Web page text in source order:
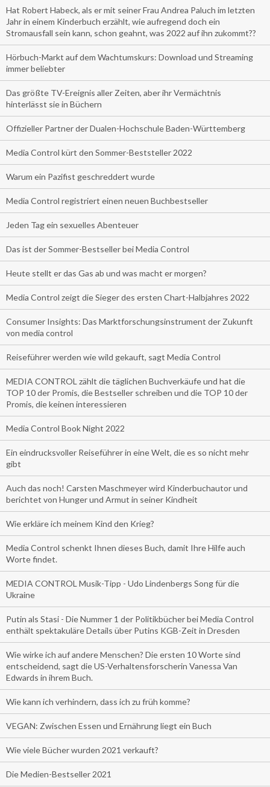
Hat Robert Habeck, als er mit seiner Frau Andrea Paluch im letzten
Jahr in einem Kinderbuch erzählt, wie aufregend doch ein
Stromausfall sein kann, schon geahnt, was 2022 auf ihn zukommt??
Hörbuch-Markt auf dem Wachtumskurs: Download und Streaming
immer beliebter
Das größte TV-Ereignis aller Zeiten, aber ihr Vermächtnis
hinterlässt sie in Büchern
Offizieller Partner der Dualen-Hochschule Baden-Württemberg
Media Control kürt den Sommer-Beststeller 2022
Warum ein Pazifist geschreddert wurde
Media Control registriert einen neuen Buchbestseller
Jeden Tag ein sexuelles Abenteuer
Das ist der Sommer-Bestseller bei Media Control
Heute stellt er das Gas ab und was macht er morgen?
Media Control zeigt die Sieger des ersten Chart-Halbjahres 2022
Consumer Insights: Das Marktforschungsinstrument der Zukunft
von media control
Reiseführer werden wie wild gekauft, sagt Media Control
MEDIA CONTROL zählt die täglichen Buchverkäufe und hat die
TOP 10 der Promis, die Bestseller schreiben und die TOP 10 der
Promis, die keinen interessieren
Media Control Book Night 2022
Ein eindrucksvoller Reiseführer in eine Welt, die es so nicht mehr
gibt
Auch das noch! Carsten Maschmeyer wird Kinderbuchautor und
berichtet von Hunger und Armut in seiner Kindheit
Wie erkläre ich meinem Kind den Krieg?
Media Control schenkt Ihnen dieses Buch, damit Ihre Hilfe auch
Worte findet.
MEDIA CONTROL Musik-Tipp - Udo Lindenbergs Song für die
Ukraine
Putin als Stasi - Die Nummer 1 der Politikbücher bei Media Control
enthält spektakuläre Details über Putins KGB-Zeit in Dresden
Wie wirke ich auf andere Menschen? Die ersten 10 Worte sind
entscheidend, sagt die US-Verhaltensforscherin Vanessa Van
Edwards in ihrem Buch.
Wie kann ich verhindern, dass ich zu früh komme?
VEGAN: Zwischen Essen und Ernährung liegt ein Buch
Wie viele Bücher wurden 2021 verkauft?
Die Medien-Bestseller 2021